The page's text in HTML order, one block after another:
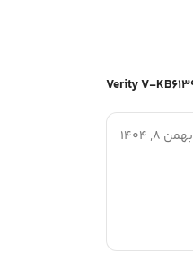
بهمن 8, 1404